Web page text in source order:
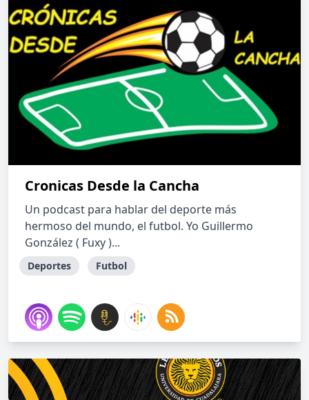
Cronicas Desde la Cancha
Un podcast para hablar del deporte más
hermoso del mundo, el futbol. Yo Guillermo
González ( Fuxy )...
Deportes Futbol